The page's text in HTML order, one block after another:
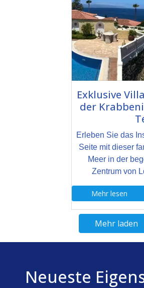
Exklusive
der
Erleben Sie das
Seite mit dieser
Meer in der
Zentrum von
Mehr lesen
Mehr laden
Neueste